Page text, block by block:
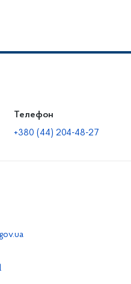
Телефон
+380 (44) 204-48-27